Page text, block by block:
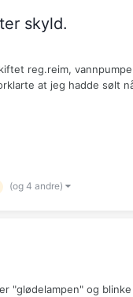
skyld.
reg.reim,
at jeg hadde sølt
(og 4 andre)
"glødelampen" og